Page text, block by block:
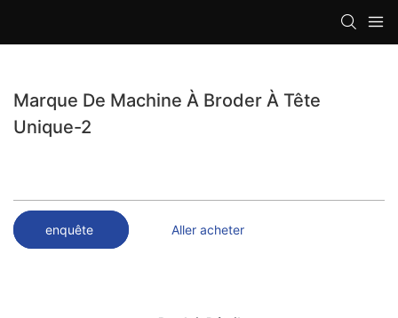
Marque De Machine À Broder À Tête
Unique-2
enquête Aller acheter